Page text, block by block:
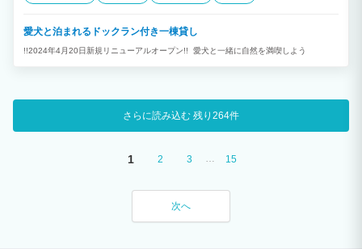
愛犬と泊まれるドックラン付き一棟貸し
!!2024年4月20日新規リニューアルオープン!! 愛犬と一緒に自然を満喫しよう
さらに読み込む 残り264件
1 2 3 … 15
次へ